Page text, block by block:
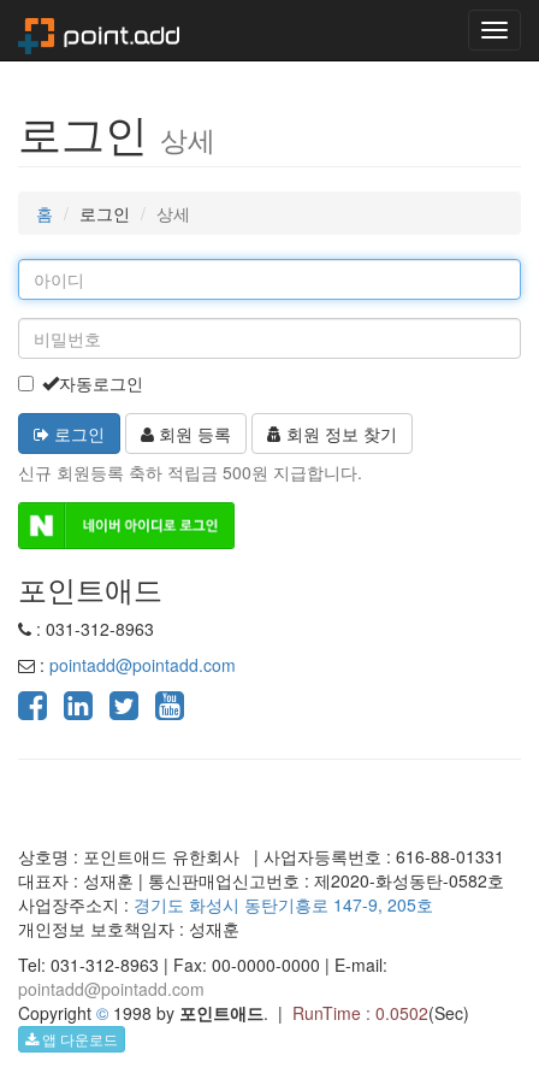
로그인 상세
홈 로그인 상세
자동로그인
로그인 회원 등록
회원 정보 찾기
신규 회원등록 축하 적립금 500원 지급합니다.
포인트애드
: 031-312-8963
: pointadd@pointadd.com
상호명 : 포인트애드 유한회사 | 사업자등록번호 : 616-88-01331
대표자 : 성재훈 | 통신판매업신고번호 : 제2020-화성동탄-0582호
사업장주소지 : 경기도 화성시 동탄기흥로 147-9, 205호
개인정보 보호책임자 : 성재훈
Tel: 031-312-8963 | Fax: 00-0000-0000 | E-mail:
pointadd@pointadd.com
Copyright © 1998 by 포인트애드. | RunTime : 0.0502(Sec)
앱 다운로드